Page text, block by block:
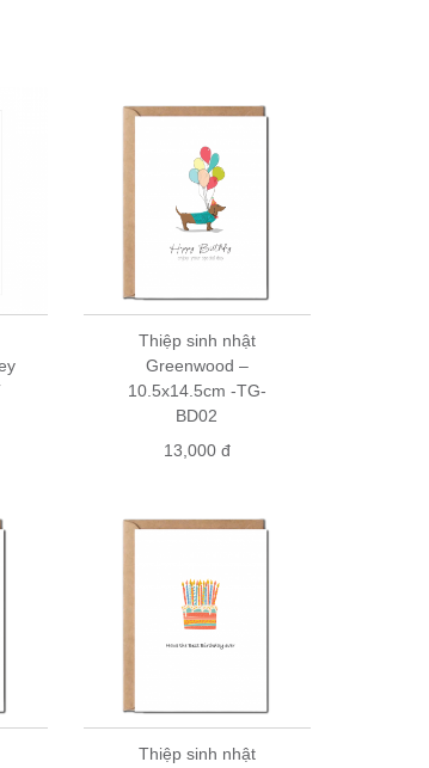
toàn quốc. Hãy ghé qua các nhà
Thiệp sinh nhật
Greenwood –
10.5x14.5cm -TG-
BD02
13,000 đ
Thiệp sinh nhật